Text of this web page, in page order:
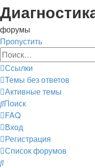
форумы
Пропустить
Ссылки
Темы без ответов
Активные темы
Поиск
FAQ
Вход
Регистрация
Список форумов
Поиск